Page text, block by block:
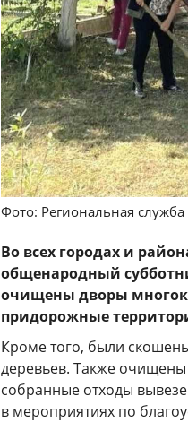
Фото: Региональная
Во всех городах и
общенародный
очищены дворы
придорожные
Кроме того, были
деревьев. Также
собранные отходы
в мероприятиях по